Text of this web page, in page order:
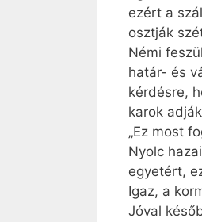
ezért a
osztják
Némi
határ- és
kérdésre,
karok
„Ez most
Nyolc
egyetért,
Igaz, a
Jóval